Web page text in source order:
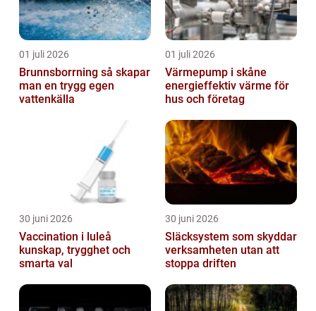
01 juli 2026
Brunnsborrning så skapar
man en trygg egen
vattenkälla
01 juli 2026
Värmepump i skåne
energieffektiv värme för
hus och företag
30 juni 2026
Vaccination i luleå
kunskap, trygghet och
smarta val
30 juni 2026
Släcksystem som skyddar
verksamheten utan att
stoppa driften